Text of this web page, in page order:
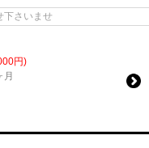
さいませ
円)
月